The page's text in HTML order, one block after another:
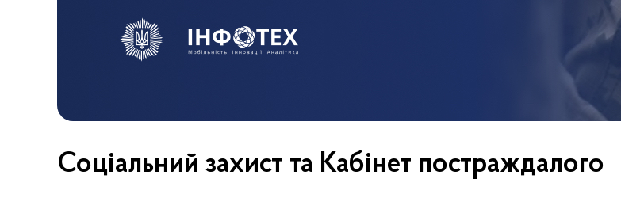
Соціальний захист та Кабінет постраждалого